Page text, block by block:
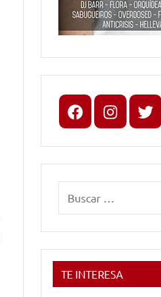
FacebookInstagram
X
TE INTERESA